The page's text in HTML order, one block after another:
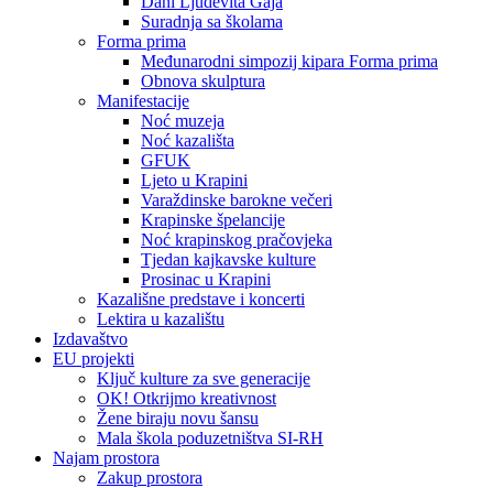
Suradnja sa školama
Forma prima
Međunarodni simpozij kipara Forma prima
Obnova skulptura
Manifestacije
Noć muzeja
Noć kazališta
GFUK
Ljeto u Krapini
Varaždinske barokne večeri
Krapinske špelancije
Noć krapinskog pračovjeka
Tjedan kajkavske kulture
Prosinac u Krapini
Kazališne predstave i koncerti
Lektira u kazalištu
Izdavaštvo
EU projekti
Ključ kulture za sve generacije
OK! Otkrijmo kreativnost
Žene biraju novu šansu
Mala škola poduzetništva SI-RH
Najam prostora
Zakup prostora